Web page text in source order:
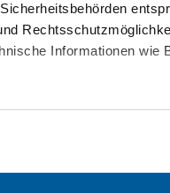
Informationen wie